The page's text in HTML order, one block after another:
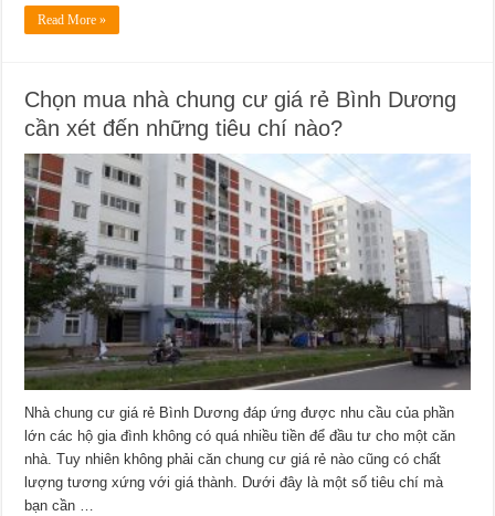
Read More »
Chọn mua nhà chung cư giá rẻ Bình Dương
cần xét đến những tiêu chí nào?
Nhà chung cư giá rẻ Bình Dương đáp ứng được nhu cầu của phần
lớn các hộ gia đình không có quá nhiều tiền để đầu tư cho một căn
nhà. Tuy nhiên không phải căn chung cư giá rẻ nào cũng có chất
lượng tương xứng với giá thành. Dưới đây là một số tiêu chí mà
bạn cần …